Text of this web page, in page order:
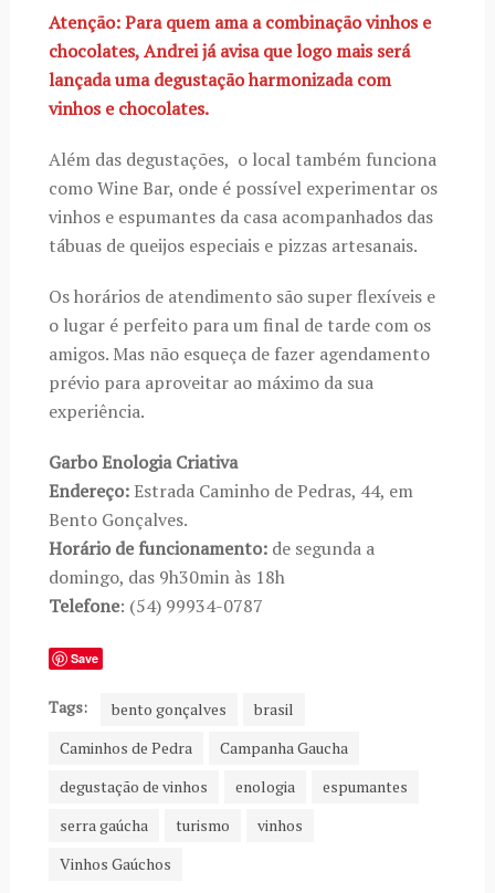
Atenção: Para quem ama a combinação vinhos e
chocolates, Andrei já avisa que logo mais será
lançada uma degustação harmonizada com
vinhos e chocolates.
Além das degustações, o local também funciona
como Wine Bar, onde é possível experimentar os
vinhos e espumantes da casa acompanhados das
tábuas de queijos especiais e pizzas artesanais.
Os horários de atendimento são super flexíveis e
o lugar é perfeito para um final de tarde com os
amigos. Mas não esqueça de fazer agendamento
prévio para aproveitar ao máximo da sua
experiência.
Garbo Enologia Criativa
Endereço:Estrada Caminho de Pedras, 44, em
Bento Gonçalves.
Horário de funcionamento:de segunda a
domingo, das 9h30min às 18h
Telefone: (54) 99934-0787
Save
Tags: bento gonçalves
brasil
Caminhos de Pedra
Campanha Gaucha
degustação de vinhos
enologia
espumantes
serra gaúcha
turismo
vinhos
Vinhos Gaúchos